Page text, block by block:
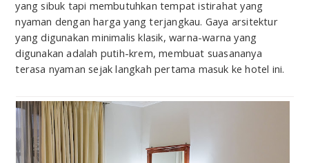
yang sibuk tapi membutuhkan tempat istirahat yang
nyaman dengan harga yang terjangkau. Gaya arsitektur
yang digunakan minimalis klasik, warna-warna yang
digunakan adalah putih-krem, membuat suasananya
terasa nyaman sejak langkah pertama masuk ke hotel ini.